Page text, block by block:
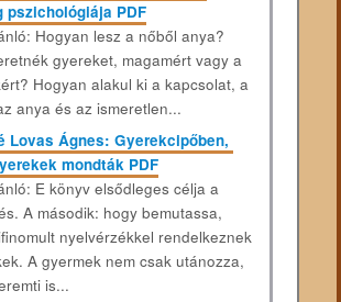
pszichológiája PDF
Hogyan lesz a nőből anya?
gyereket, magamért vagy a
Hogyan alakul ki a kapcsolat, a
anya és az ismeretlen...
Lovas Ágnes: Gyerekcipőben,
mondták PDF
E ​könyv elsődleges célja a
A második: hogy bemutassa,
nyelvérzékkel rendelkeznek
A gyermek nem csak utánozza,
is...